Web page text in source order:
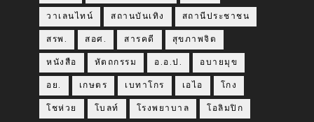
วาเลนไทน์ สถานบันเทิง สถานีประชาชน
สรพ. สอศ. สารคดี สุขภาพจิต
หนังสือ หัตถกรรม อ.อ.ป. อบายมุข
อย. เกษตร เบทาโกร เอไอ โกง
โชห่วย โบลท์ โรงพยาบาล โอลิมปิก